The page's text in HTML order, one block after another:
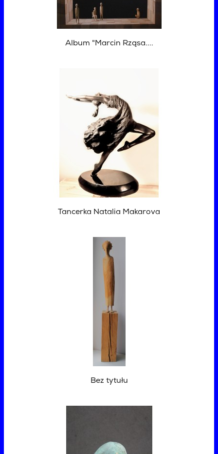
Album "Marcin Rząsa....
Tancerka Natalia Makarova
Bez tytułu